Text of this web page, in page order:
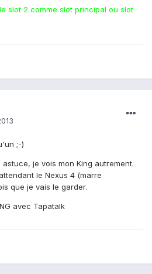
slot 2 comme slot principal ou slot
;-)
je vois mon King autrement.
le Nexus 4 (marre
que je vais le garder.
avec Tapatalk